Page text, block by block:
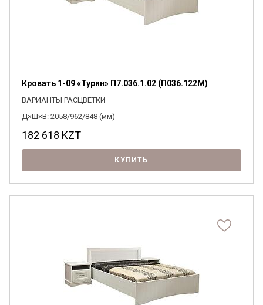
Кровать 1-09 «Турин» П7.036.1.02 (П036.122М)
ВАРИАНТЫ РАСЦВЕТКИ
Д×Ш×В: 2058/962/848 (мм)
182 618 KZT
КУПИТЬ